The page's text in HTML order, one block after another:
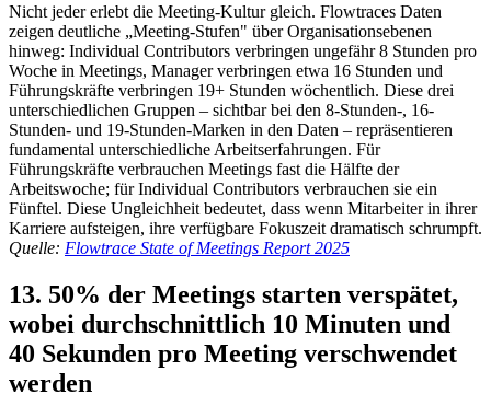
Nicht jeder erlebt die Meeting-Kultur gleich. Flowtraces Daten
zeigen deutliche „Meeting-Stufen" über Organisationsebenen
hinweg: Individual Contributors verbringen ungefähr 8 Stunden pro
Woche in Meetings, Manager verbringen etwa 16 Stunden und
Führungskräfte verbringen 19+ Stunden wöchentlich. Diese drei
unterschiedlichen Gruppen – sichtbar bei den 8-Stunden-, 16-
Stunden- und 19-Stunden-Marken in den Daten – repräsentieren
fundamental unterschiedliche Arbeitserfahrungen. Für
Führungskräfte verbrauchen Meetings fast die Hälfte der
Arbeitswoche; für Individual Contributors verbrauchen sie ein
Fünftel. Diese Ungleichheit bedeutet, dass wenn Mitarbeiter in ihrer
Karriere aufsteigen, ihre verfügbare Fokuszeit dramatisch schrumpft.
Quelle: Flowtrace State of Meetings Report 2025
13. 50% der Meetings starten verspätet,
wobei durchschnittlich 10 Minuten und
40 Sekunden pro Meeting verschwendet
werden